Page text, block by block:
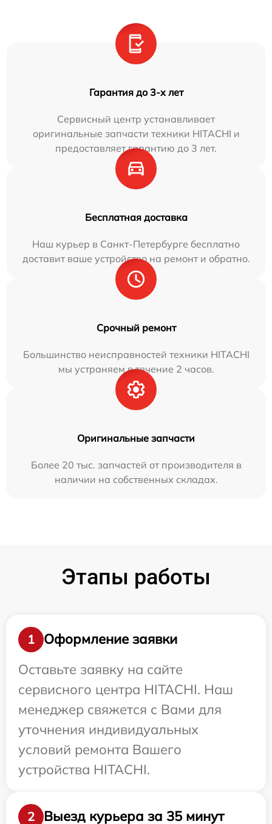
Гарантия до 3-х лет
Сервисный центр устанавливает
оригинальные запчасти техники HITACHI и
предоставляет гарантию до 3 лет.
Бесплатная доставка
Наш курьер в Санкт-Петербурге бесплатно
доставит ваше устройство на ремонт и обратно.
Срочный ремонт
Большинство неисправностей техники HITACHI
мы устраняем в течение 2 часов.
Оригинальные запчасти
Более 20 тыс. запчастей от производителя в
наличии на собственных складах.
Этапы работы
1
Оформление заявки
Оставьте заявку на сайте
сервисного центра HITACHI. Наш
менеджер свяжется с Вами для
уточнения индивидуальных
условий ремонта Вашего
устройства HITACHI.
2
Выезд курьера за 35 минут